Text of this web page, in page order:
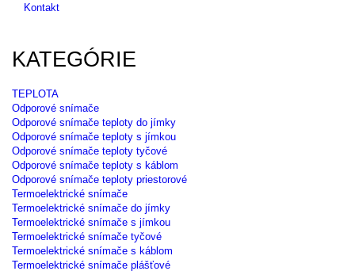
Kontakt
KATEGÓRIE
TEPLOTA
Odporové snímače
Odporové snímače teploty do jímky
Odporové snímače teploty s jímkou
Odporové snímače teploty tyčové
Odporové snímače teploty s káblom
Odporové snímače teploty priestorové
Termoelektrické snímače
Termoelektrické snímače do jímky
Termoelektrické snímače s jímkou
Termoelektrické snímače tyčové
Termoelektrické snímače s káblom
Termoelektrické snímače plášťové